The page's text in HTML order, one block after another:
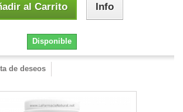
al Carrito Info
Disponible
de deseos